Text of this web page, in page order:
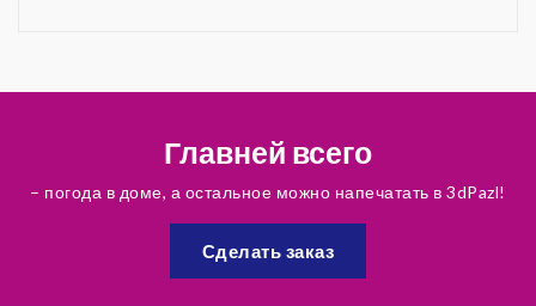
Главней всего
– погода в доме, а остальное можно напечатать в 3dPazl!
Сделать заказ